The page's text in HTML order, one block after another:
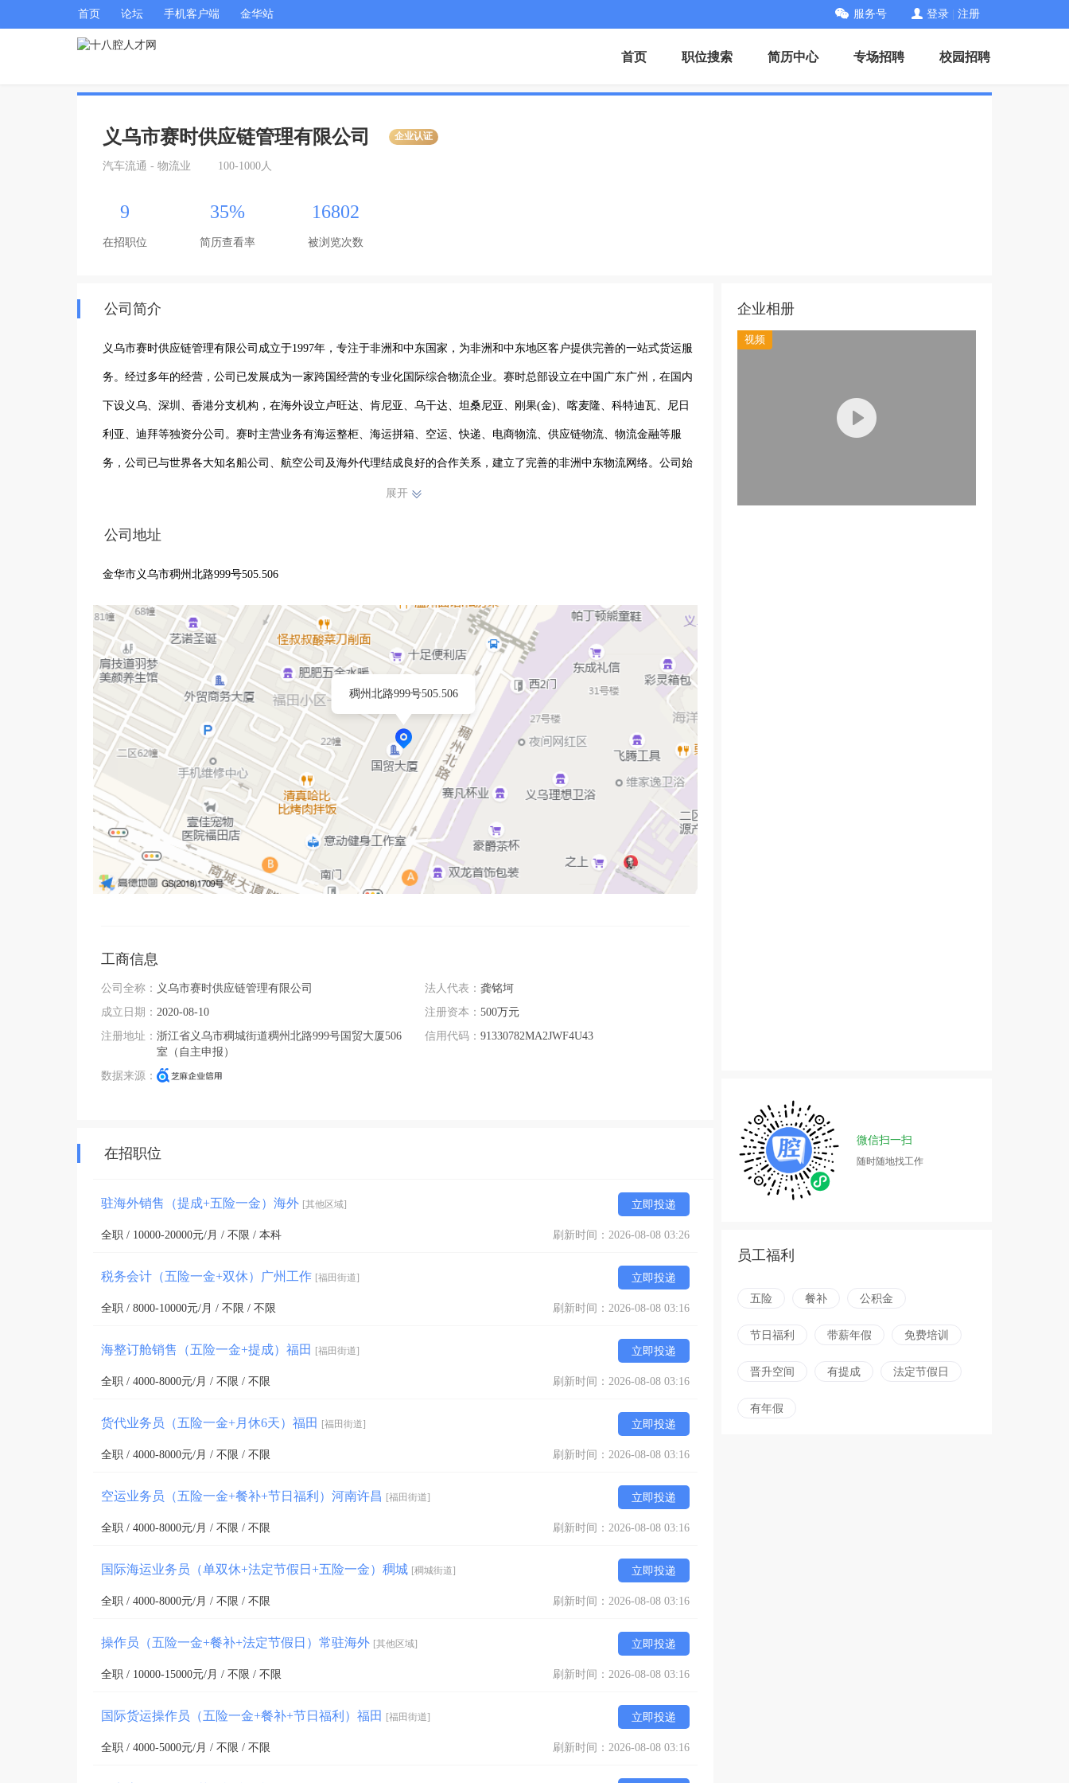
首页 论坛 手机客户端 金华站 服务号 登录 注册
首页 职位搜索 简历中心 专场招聘 校园招聘
义乌市赛时供应链管理有限公司 企业认证
汽车流通 - 物流业 100-1000人
9
在招职位
35%
简历查看率
16802
被浏览次数
公司简介
义乌市赛时供应链管理有限公司成立于1997年，专注于非洲和中东国家，为非洲和中东地区客户提供完善的一站式货运服
务。经过多年的经营，公司已发展成为一家跨国经营的专业化国际综合物流企业。赛时总部设立在中国广东广州，在国内
下设义乌、深圳、香港分支机构，在海外设立卢旺达、肯尼亚、乌干达、坦桑尼亚、刚果(金)、喀麦隆、科特迪瓦、尼日
利亚、迪拜等独资分公司。赛时主营业务有海运整柜、海运拼箱、空运、快递、电商物流、供应链物流、物流金融等服
务，公司已与世界各大知名船公司、航空公司及海外代理结成良好的合作关系，建立了完善的非洲中东物流网络。公司始
终秉承“诚信、尊重、负责、创新、坚毅、奋斗”的企业文化，公司的使命是为客户提供安全、快捷、专业的物流解决方
展开
公司地址
金华市义乌市稠州北路999号505.506
稠州北路999号505.506
工商信息
公司全称： 义乌市赛时供应链管理有限公司
成立日期： 2020-08-10
注册地址： 浙江省义乌市稠城街道稠州北路999号国贸大厦506
室（自主申报）
数据来源：
法人代表： 龚铭坷
注册资本： 500万元
信用代码： 91330782MA2JWF4U43
在招职位
驻海外销售（提成+五险一金）海外 [其他区域] 立即投递
全职 / 10000-20000元/月 / 不限 / 本科 刷新时间：2026-08-08 03:26
税务会计（五险一金+双休）广州工作 [福田街道] 立即投递
全职 / 8000-10000元/月 / 不限 / 不限 刷新时间：2026-08-08 03:16
海整订舱销售（五险一金+提成）福田 [福田街道] 立即投递
全职 / 4000-8000元/月 / 不限 / 不限 刷新时间：2026-08-08 03:16
货代业务员（五险一金+月休6天）福田 [福田街道] 立即投递
全职 / 4000-8000元/月 / 不限 / 不限 刷新时间：2026-08-08 03:16
空运业务员（五险一金+餐补+节日福利）河南许昌 [福田街道] 立即投递
全职 / 4000-8000元/月 / 不限 / 不限 刷新时间：2026-08-08 03:16
国际海运业务员（单双休+法定节假日+五险一金）稠城 [稠城街道] 立即投递
全职 / 4000-8000元/月 / 不限 / 不限 刷新时间：2026-08-08 03:16
操作员（五险一金+餐补+法定节假日）常驻海外 [其他区域] 立即投递
全职 / 10000-15000元/月 / 不限 / 不限 刷新时间：2026-08-08 03:16
国际货运操作员（五险一金+餐补+节日福利）福田 [福田街道] 立即投递
全职 / 4000-5000元/月 / 不限 / 不限 刷新时间：2026-08-08 03:16
企业相册
视频
微信扫一扫
随时随地找工作
员工福利
五险 餐补 公积金
节日福利 带薪年假 免费培训
晋升空间 有提成 法定节假日
有年假